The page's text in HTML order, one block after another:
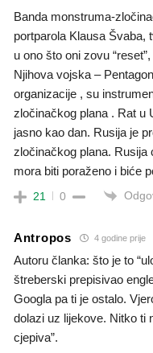
Banda monstruma-
portparola Klausa Švaba,
u ono što oni zovu
Njihova vojska –
organizacije , su
zločinačkog plana . Rat u
jasno kao dan. Rusija je
zločinačkog plana. Rusija
mora biti poraženo i biće
21 0
Antropos 4 godine prije
Autoru članka: što je to
štreberski prepisivao
Googla pa ti je ostalo.
dolazi uz lijekove. Nitko ti
cjepiva”.